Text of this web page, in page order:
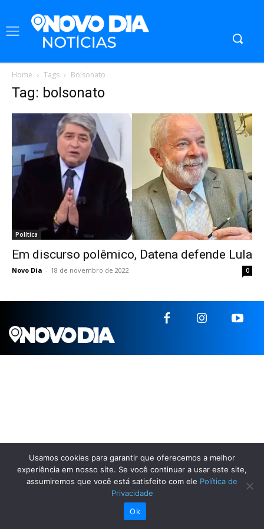
Home Tags Bolsonato
Tag: bolsonato
Política
Em discurso polêmico, Datena defende Lula
Novo Dia - 18 de novembro de 2022 0
Usamos cookies para garantir que oferecemos a melhor
experiência em nosso site. Se você continuar a usar este site,
assumiremos que você está satisfeito com ele Política de
Privacidade
Ok